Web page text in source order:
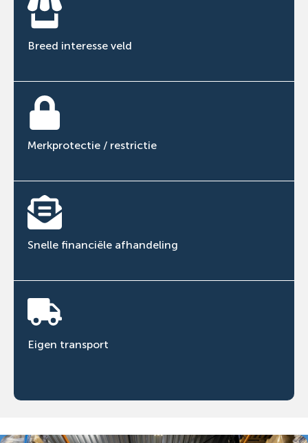
Breed interesse veld
Merkprotectie / restrictie
Snelle financiële afhandeling
Eigen transport